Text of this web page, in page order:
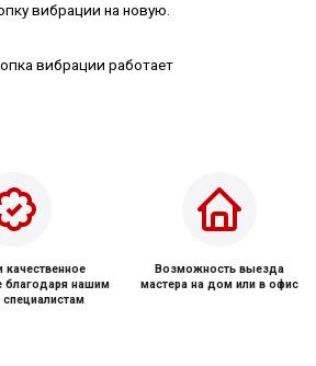
вибрации на новую.
вибрации работает
качественное
благодаря нашим
Возможность выезда
мастера на дом или в офис